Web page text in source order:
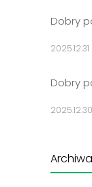
Dobry
2025.12.31
Dobry
2025.12.30
2024.12.27